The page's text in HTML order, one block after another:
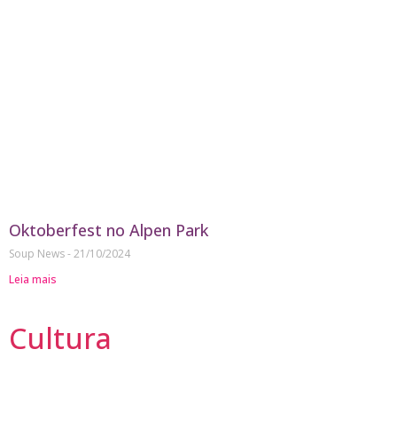
Oktoberfest no Alpen Park
Soup News 21/10/2024
Leia mais
Cultura